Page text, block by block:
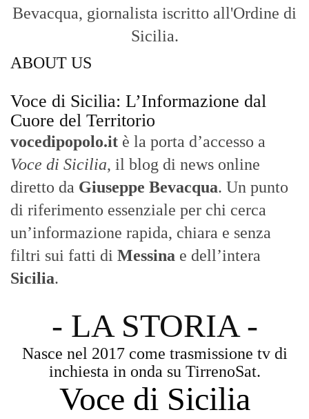
Bevacqua, giornalista iscritto all'Ordine di
Sicilia.
ABOUT US
Voce di Sicilia: L’Informazione dal
Cuore del Territorio
vocedipopolo.it è la porta d’accesso a
Voce di Sicilia, il blog di news online
diretto da Giuseppe Bevacqua. Un punto
di riferimento essenziale per chi cerca
un’informazione rapida, chiara e senza
filtri sui fatti di Messina e dell’intera
Sicilia.
- LA STORIA -
Nasce nel 2017 come trasmissione tv di
inchiesta in onda su TirrenoSat.
Voce di Sicilia